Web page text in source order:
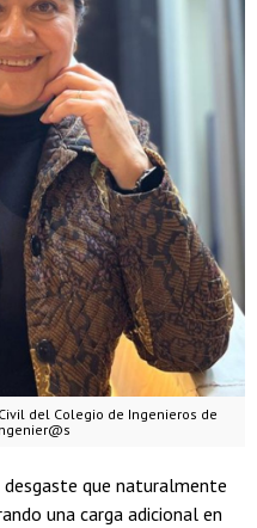
del Colegio de Ingenieros de
que naturalmente
una carga adicional en